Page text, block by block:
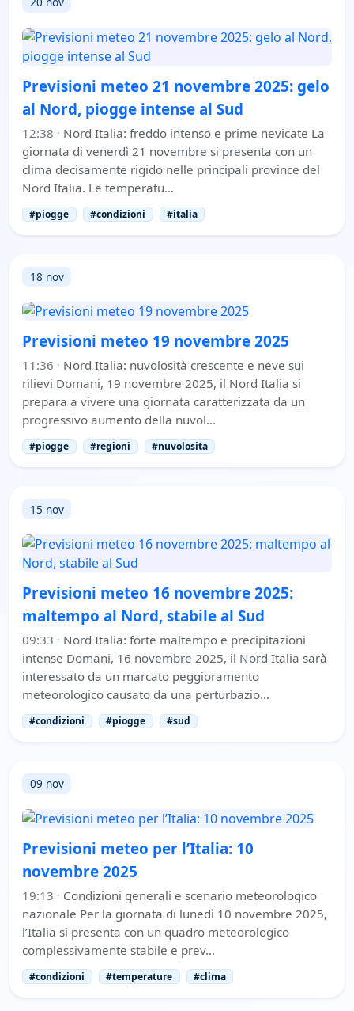
Previsioni meteo 21 novembre 2025: gelo
al Nord, piogge intense al Sud
12:38 · Nord Italia: freddo intenso e prime nevicate La
giornata di venerdì 21 novembre si presenta con un
clima decisamente rigido nelle principali province del
Nord Italia. Le temperatu…
#piogge #condizioni #italia
18 nov
Previsioni meteo 19 novembre 2025
11:36 · Nord Italia: nuvolosità crescente e neve sui
rilievi Domani, 19 novembre 2025, il Nord Italia si
prepara a vivere una giornata caratterizzata da un
progressivo aumento della nuvol…
#piogge #regioni #nuvolosita
15 nov
Previsioni meteo 16 novembre 2025:
maltempo al Nord, stabile al Sud
09:33 · Nord Italia: forte maltempo e precipitazioni
intense Domani, 16 novembre 2025, il Nord Italia sarà
interessato da un marcato peggioramento
meteorologico causato da una perturbazio…
#condizioni #piogge #sud
09 nov
Previsioni meteo per l’Italia: 10
novembre 2025
19:13 · Condizioni generali e scenario meteorologico
nazionale Per la giornata di lunedì 10 novembre 2025,
l’Italia si presenta con un quadro meteorologico
complessivamente stabile e prev…
#condizioni #temperature #clima